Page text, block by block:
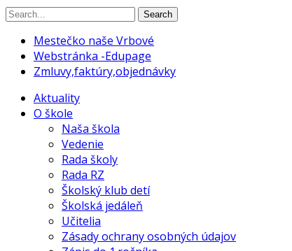
Search
Mestečko naše Vrbové
Webstránka -Edupage
Zmluvy,faktúry,objednávky
Aktuality
O škole
Naša škola
Vedenie
Rada školy
Rada RZ
Školský klub detí
Školská jedáleň
Učitelia
Zásady ochrany osobných údajov